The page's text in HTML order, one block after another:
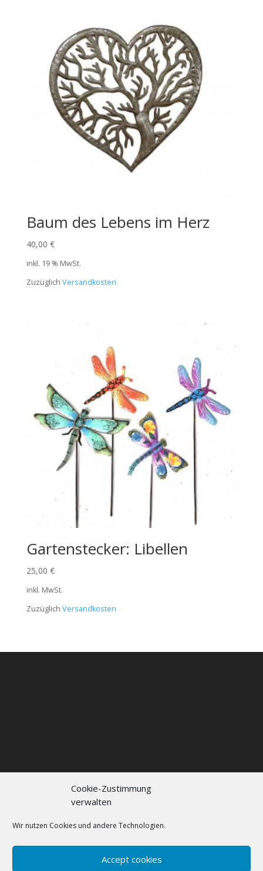
Cookie-Zustimmung
verwalten
Wir nutzen Cookies und andere Technologien.
Accept cookies
Baum des Lebens im Herz
40,00 €
inkl. 19 % MwSt.
Zuzüglich Versandkosten
Gartenstecker: Libellen
25,00 €
inkl. MwSt.
Zuzüglich Versandkosten
Kontakt
Datenschutzerklärung
Cookie policy (EU)